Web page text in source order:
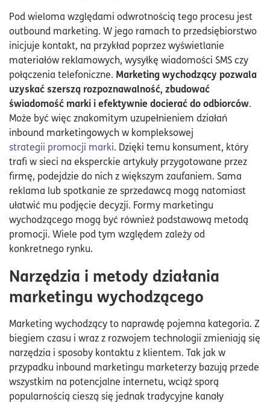
Pod wieloma względami odwrotnością tego procesu jest
outbound marketing. W jego ramach to przedsiębiorstwo
inicjuje kontakt, na przykład poprzez wyświetlanie
materiałów reklamowych, wysyłkę wiadomości SMS czy
połączenia telefoniczne. Marketing wychodzący pozwala
uzyskać szerszą rozpoznawalność, zbudować
świadomość marki i efektywnie docierać do odbiorców.
Może być więc znakomitym uzupełnieniem działań
inbound marketingowych w kompleksowej
strategii promocji marki. Dzięki temu konsument, który
trafi w sieci na eksperckie artykuły przygotowane przez
firmę, podejdzie do nich z większym zaufaniem. Sama
reklama lub spotkanie ze sprzedawcą mogą natomiast
ułatwić mu podjęcie decyzji. Formy marketingu
wychodzącego mogą być również podstawową metodą
promocji. Wiele pod tym względem zależy od
konkretnego rynku.
Narzędzia i metody działania
marketingu wychodzącego
Marketing wychodzący to naprawdę pojemna kategoria. Z
biegiem czasu i wraz z rozwojem technologii zmieniają się
narzędzia i sposoby kontaktu z klientem. Tak jak w
przypadku inbound marketingu marketerzy bazują przede
wszystkim na potencjalne internetu, wciąż sporą
popularnością cieszą się jednak tradycyjne kanały